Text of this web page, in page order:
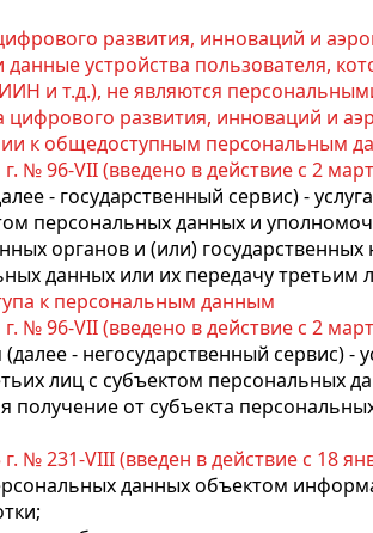
развития, инноваций и
устройства пользователя,
и т.д.), не являются
развития, инноваций и
к общедоступным персональным
№ 96-VII (введено в действие с 2
- государственный сервис) -
персональных данных и
органов и (или)
данных или их передачу третьим
к персональным данным
№ 96-VII (введено в действие с 2
- негосударственный сервис) -
лиц с субъектом персональных
получение от субъекта
№ 231-VIII (введен в действие с 18
данных объектом